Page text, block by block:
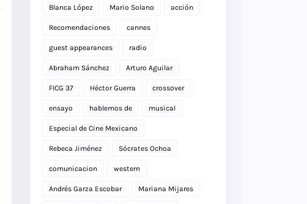
Blanca López Mario Solano acción
Recomendaciones cannes
guest appearances radio
Abraham Sánchez Arturo Aguilar
FICG 37 Héctor Guerra crossover
ensayo hablemos de musical
Especial de Cine Mexicano
Rebeca Jiménez Sócrates Ochoa
comunicacion western
Andrés Garza Escobar Mariana Mijares